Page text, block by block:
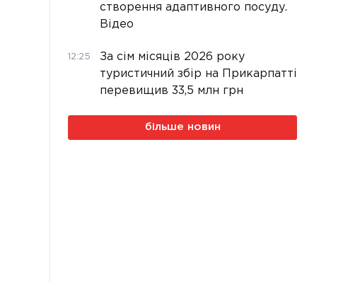
створення адаптивного посуду.
Відео
12:25
За сім місяців 2026 року
туристичний збір на Прикарпатті
перевищив 33,5 млн грн
більше новин